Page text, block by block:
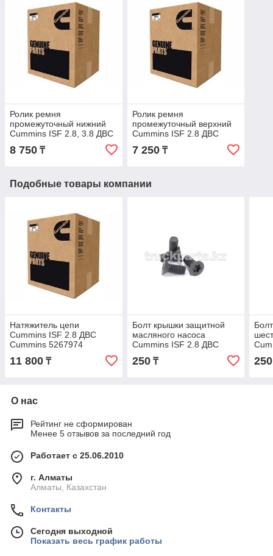
Ролик ремня
промежуточный нижний
Cummins ISF 2.8, 3.8 ДВС
Cummins 5254599
8 750 ₸
Ролик ремня
промежуточный верхний
Cummins ISF 2.8 ДВС
Cummins 5309066
7 250₸
Подобные товары компании
Натяжитель цепи
Cummins ISF 2.8 ДВС
Cummins 5267974
11 800 ₸
Болт крышки защитной
масляного насоса
Cummins ISF 2.8 ДВС
250₸ 250
О нас
Рейтинг не сформирован
Менее 5 отзывов за последний год
Работает с 25.06.2010
г. Алматы
Алматы, Казахстан
Контакты
Сегодня выходной
Показать весь график работы